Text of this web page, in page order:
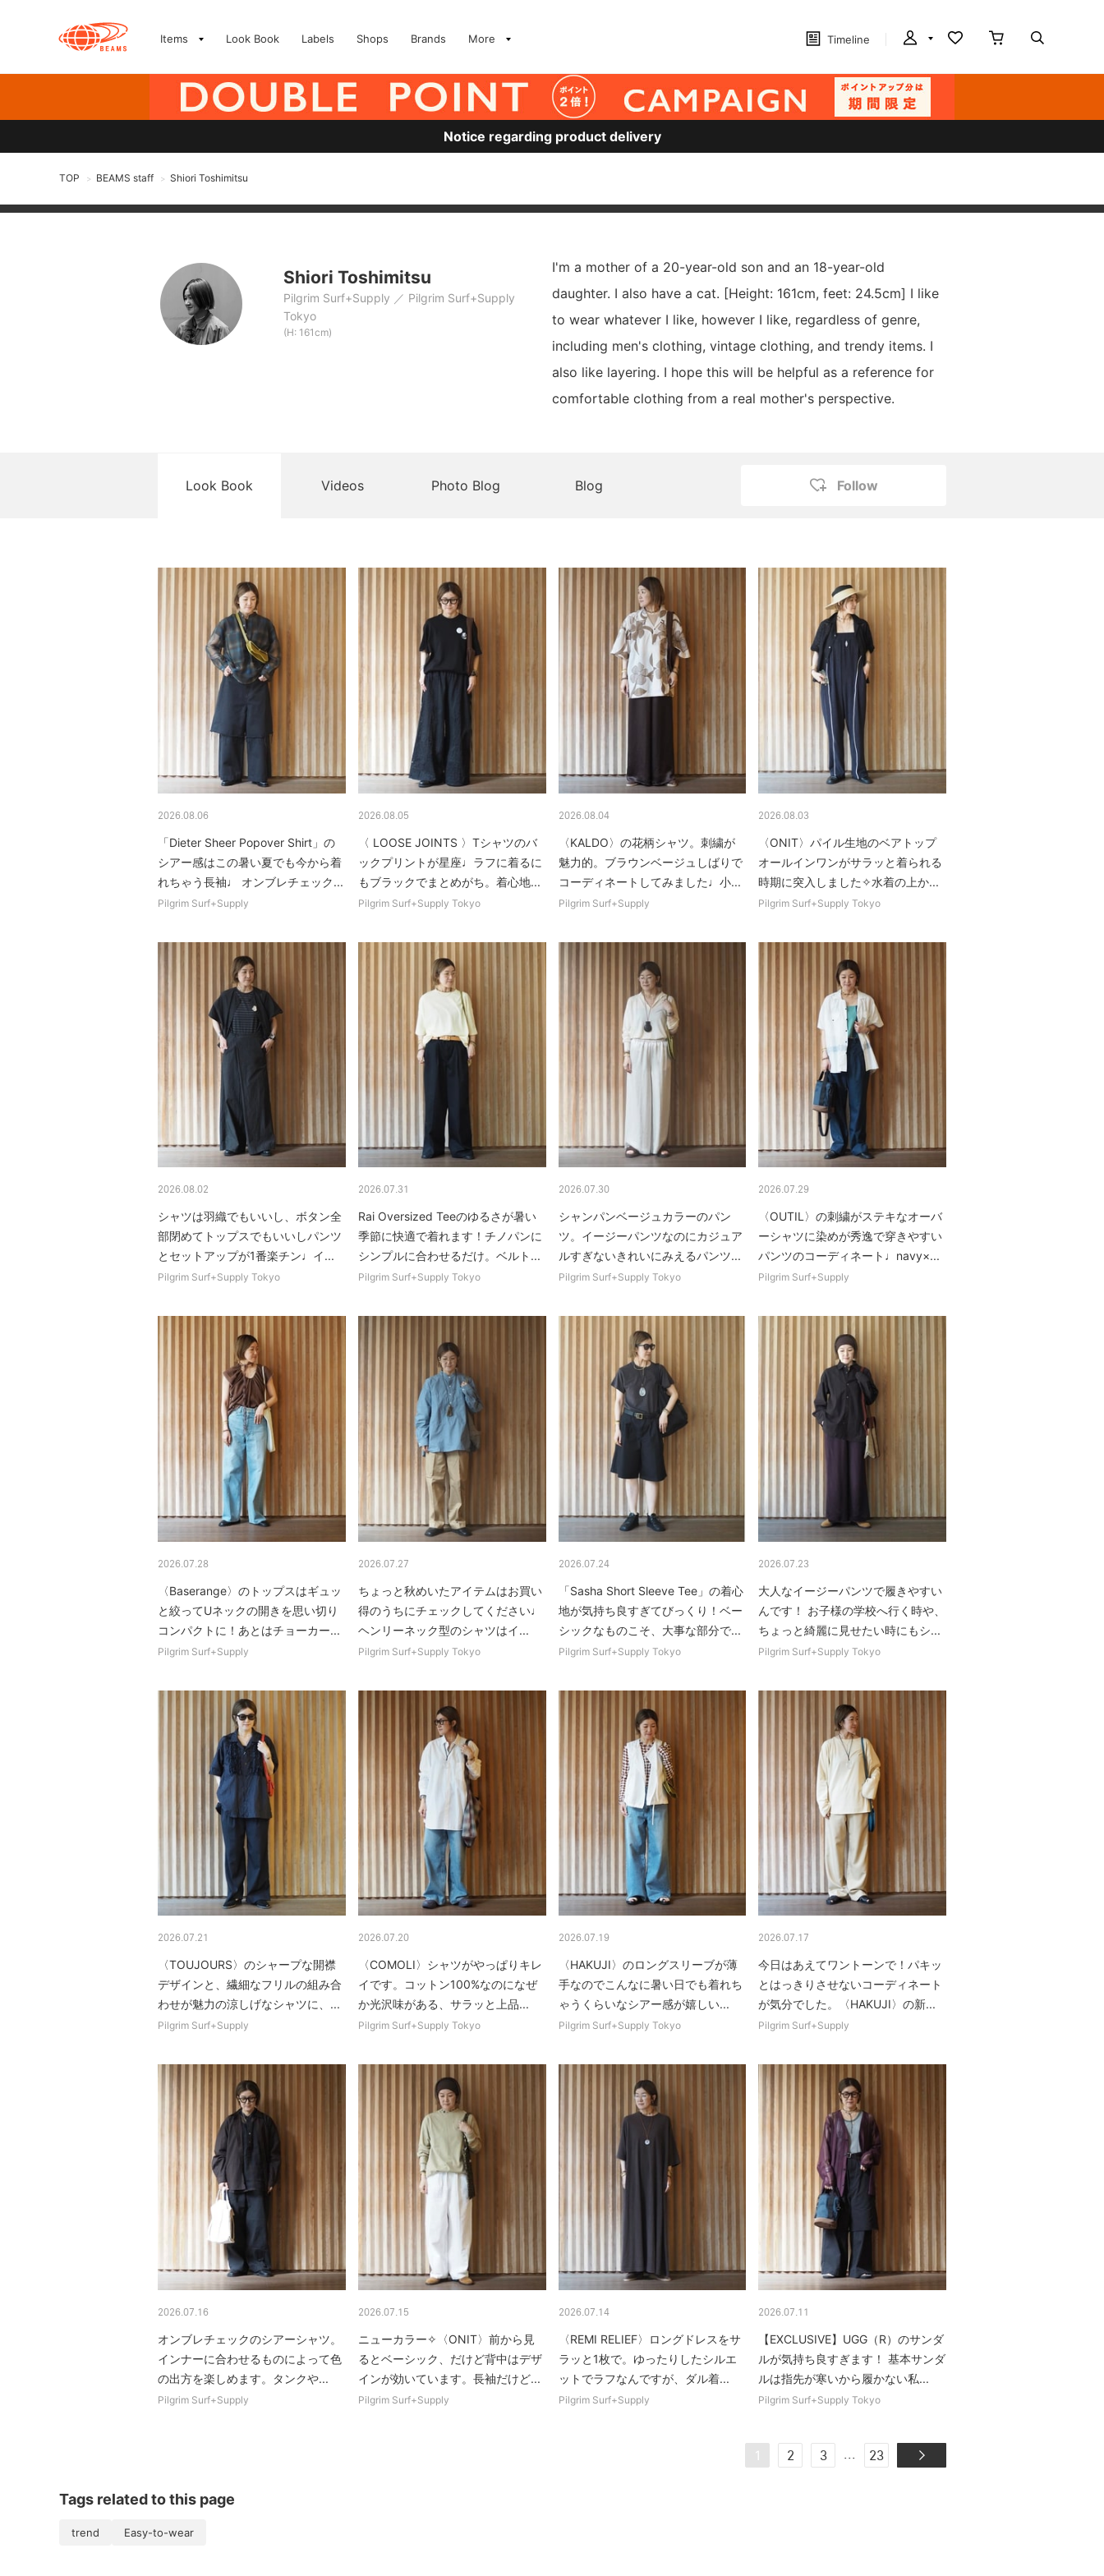
Items Look Book Labels Shops Brands More Timeline
Notice regarding product delivery
TOP > BEAMS staff > Shiori Toshimitsu
Shiori Toshimitsu
Pilgrim Surf+Supply
Pilgrim Surf+Supply
Tokyo
(H: 161cm)
I'm a mother of a 20-year-old son and an 18-year-old
daughter. I also have a cat. [Height: 161cm, feet: 24.5cm] I like
to wear whatever I like, however I like, regardless of genre,
including men's clothing, vintage clothing, and trendy items. I
also like layering. I hope this will be helpful as a reference for
comfortable clothing from a real mother's perspective.
Look Book Videos Photo Blog Blog Follow
2026.08.06
「Dieter Sheer Popover Shirt」の
シアー感はこの暑い夏でも今から着
れちゃう長袖♩ オンブレチェック...
Pilgrim Surf+Supply
2026.08.05
〈 LOOSE JOINTS 〉Tシャツのバ
ックプリントが星座♩ラフに着るに
もブラックでまとめがち。着心地...
Pilgrim Surf+Supply Tokyo
2026.08.04
〈KALDO〉の花柄シャツ。刺繍が
魅力的。ブラウンベージュしばりで
コーディネートしてみました♩小...
Pilgrim Surf+Supply
2026.08.03
〈ONIT〉パイル生地のベアトップ
オールインワンがサラッと着られる
時期に突入しました✧︎水着の上か...
Pilgrim Surf+Supply Tokyo
2026.08.02
シャツは羽織でもいいし、ボタン全
部閉めてトップスでもいいしパンツ
とセットアップが1番楽チン♩イ...
Pilgrim Surf+Supply Tokyo
2026.07.31
Rai Oversized Teeのゆるさが暑い
季節に快適で着れます！チノパンに
シンプルに合わせるだけ。ベルト...
Pilgrim Surf+Supply Tokyo
2026.07.30
シャンパンベージュカラーのパン
ツ。イージーパンツなのにカジュア
ルすぎないきれいにみえるパンツ...
Pilgrim Surf+Supply Tokyo
2026.07.29
〈OUTIL〉の刺繍がステキなオーバ
ーシャツに染めが秀逸で穿きやすい
パンツのコーディネート♩navy×...
Pilgrim Surf+Supply
2026.07.28
〈Baserange〉のトップスはギュッ
と絞ってUネックの開きを思い切り
コンパクトに！あとはチョーカー...
Pilgrim Surf+Supply
2026.07.27
ちょっと秋めいたアイテムはお買い
得のうちにチェックしてください♩
ヘンリーネック型のシャツはイ...
Pilgrim Surf+Supply Tokyo
2026.07.24
「Sasha Short Sleeve Tee」の着心
地が気持ち良すぎてびっくり！ベー
シックなものこそ、大事な部分で...
Pilgrim Surf+Supply Tokyo
2026.07.23
大人なイージーパンツで履きやすい
んです！ お子様の学校へ行く時や、
ちょっと綺麗に見せたい時にもシ...
Pilgrim Surf+Supply Tokyo
2026.07.21
〈TOUJOURS〉のシャープな開襟
デザインと、繊細なフリルの組み合
わせが魅力の涼しげなシャツに、...
Pilgrim Surf+Supply
2026.07.20
〈COMOLI〉シャツがやっぱりキレ
イです。コットン100%なのになぜ
か光沢味がある、サラッと上品...
Pilgrim Surf+Supply Tokyo
2026.07.19
〈HAKUJI〉のロングスリーブが薄
手なのでこんなに暑い日でも着れち
ゃうくらいなシアー感が嬉しい...
Pilgrim Surf+Supply Tokyo
2026.07.17
今日はあえてワントーンで！パキッ
とはっきりさせないコーディネート
が気分でした。〈HAKUJI〉の新...
Pilgrim Surf+Supply
2026.07.16
オンブレチェックのシアーシャツ。
インナーに合わせるものによって色
の出方を楽しめます。タンクや...
Pilgrim Surf+Supply
2026.07.15
ニューカラー✧︎〈ONIT〉前から見
るとベーシック、だけど背中はデザ
インが効いています。長袖だけど...
Pilgrim Surf+Supply
2026.07.14
〈REMI RELIEF〉ロングドレスをサ
ラッと1枚で。ゆったりしたシルエ
ットでラフなんですが、ダル着...
Pilgrim Surf+Supply
2026.07.11
【EXCLUSIVE】UGG（R）のサンダ
ルが気持ち良すぎます！ 基本サンダ
ルは指先が寒いから履かない私...
Pilgrim Surf+Supply Tokyo
1 2 3 ... 23
Tags related to this page
trend Easy-to-wear